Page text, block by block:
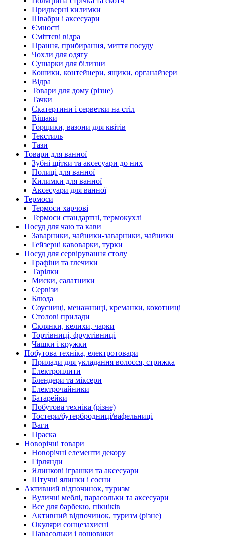
Придверні килимки
Швабри і аксесуари
Ємності
Сміттєві відра
Прання, прибирання, миття посуду
Чохли для одягу
Сушарки для білизни
Кошики, контейнери, ящики, органайзери
Відра
Товари для дому (різне)
Тачки
Скатертини і серветки на стіл
Вішаки
Горщики, вазони для квітів
Текстиль
Тази
Товари для ванної
Зубні щітки та аксесуари до них
Полиці для ванної
Килимки для ванної
Аксесуари для ванної
Термоси
Термоси харчові
Термоси стандартні, термокухлі
Посуд для чаю та кави
Заварники, чайники-заварники, чайники
Гейзерні кавоварки, турки
Посуд для сервірування столу
Графіни та глечики
Тарілки
Миски, салатники
Сервізи
Блюда
Соусниці, менажниці, креманки, кокотниці
Столові прилади
Склянки, келихи, чарки
Тортівниці, фруктівниці
Чашки і кружки
Побутова техніка, електротовари
Прилади для укладання волосся, стрижка
Електроплити
Блендери та міксери
Електрочайники
Батарейки
Побутова техніка (різне)
Тостери/бутербродниці/вафельниці
Ваги
Праска
Новорічні товари
Новорічні елементи декору
Гірлянди
Ялинкові іграшки та аксесуари
Штучні ялинки і сосни
Активний відпочинок, туризм
Вуличні меблі, парасольки та аксесуари
Все для барбекю, пікніків
Активний відпочинок, туризм (різне)
Окуляри сонцезахисні
Парасольки і дощовики